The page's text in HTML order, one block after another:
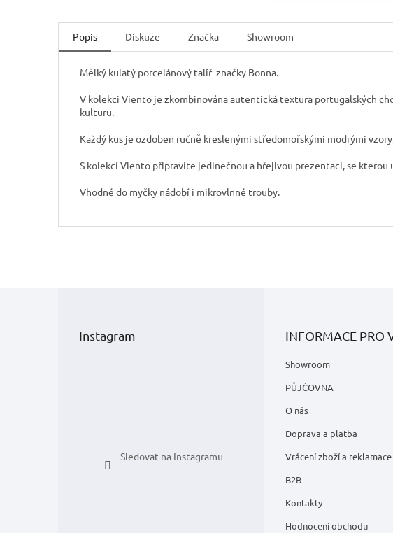
Popis Diskuze Značka Showroom
Mělký kulatý porcelánový talíř značky Bonna.
V kolekci Viento je zkombinována autentická textura portugalských
kulturu.
Každý kus je ozdoben ručně kreslenými středomořskými modrými
S kolekcí Viento připravíte jedinečnou a hřejivou prezentaci, se
Vhodné do myčky nádobí i mikrovlnné trouby.
Instagram
Sledovat na Instagramu
INFORMACE PRO
Showroom
PŮJČOVNA
O nás
Doprava a platba
Vrácení zboží a reklamace
B2B
Kontakty
Hodnocení obchodu